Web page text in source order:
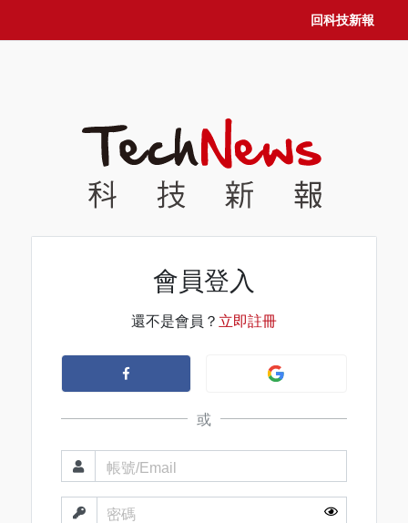
回科技新報
會員登入
還不是會員？ 立即註冊
或
帳號/Email
密碼